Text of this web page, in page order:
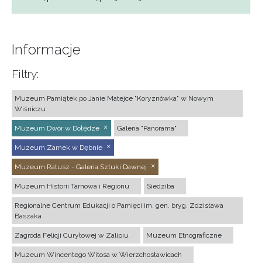
Informacje
Filtry:
Muzeum Pamiątek po Janie Matejce "Koryznówka" w Nowym
Wiśniczu
Muzeum Dwór w Dołędze Galeria "Panorama"
Muzeum Zamek w Dębnie
Muzeum Ratusz - Galeria Sztuki Dawnej
Muzeum Historii Tarnowa i Regionu Siedziba
Regionalne Centrum Edukacji o Pamięci im. gen. bryg. Zdzisława
Baszaka
Zagroda Felicji Curyłowej w Zalipiu Muzeum Etnograficzne
Muzeum Wincentego Witosa w Wierzchosławicach